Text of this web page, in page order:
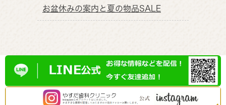
お盆休みの案内と夏の物品SALE